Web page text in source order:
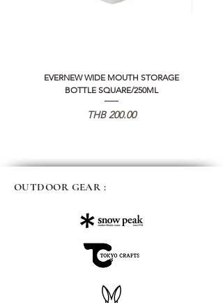
EVERNEW WIDE MOUTH STORAGE
BOTTLE SQUARE/250ML
Price
THB 200.00
OUTDOOR GEAR :